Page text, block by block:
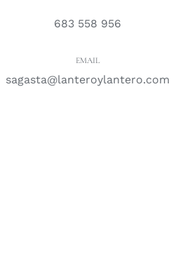
683 558 956
EMAIL
sagasta@lanteroylantero.com